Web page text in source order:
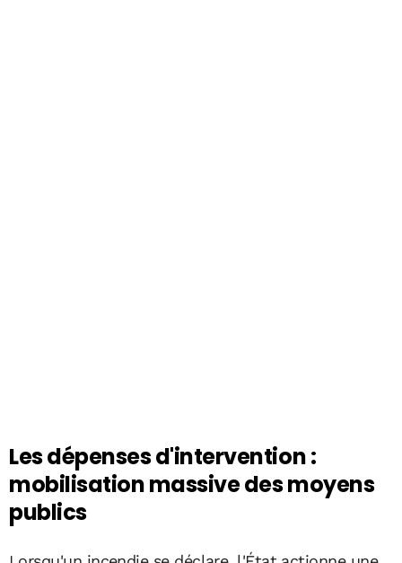
Les dépenses d'intervention :
mobilisation massive des moyens
publics